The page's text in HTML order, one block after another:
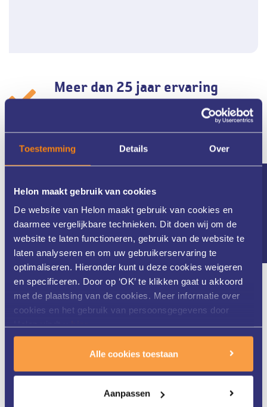
Toestemming Details Over
Helon maakt gebruik van cookies
De website van Helon maakt gebruik van cookies en
daarmee vergelijkbare technieken. Dit doen wij om de
website te laten functioneren, gebruik van de website te
laten analyseren en om uw gebruikerservaring te
optimaliseren. Hieronder kunt u deze cookies weigeren
en specificeren. Door op ‘OK’ te klikken gaat u akkoord
met de plaatsing van de cookies. Meer informatie over
cookies en het gebruik van persoonsgegevens door
Helon vindt uhier.
Alle cookies toestaan
Aanpassen
Meer dan 25 jaar ervaring
Helon Huidkliniek in Twente is al meer dan 25 jaar
werkt nauw samen met de dermatologen van ZGT. Dit alles staat
garant voor een zeer uitgebreide kennis van uw huid en de
optimale behandeling.
Gekwalificeerd personeel
opgeleid, vallen onder de kwaliteitswet BIG, zijn lid van de
Nederlandse Vereniging van Huidtherapeuten en ingeschreven in
het Kwaliteitsregister Paramedici. Ook volgen zij regelmatig